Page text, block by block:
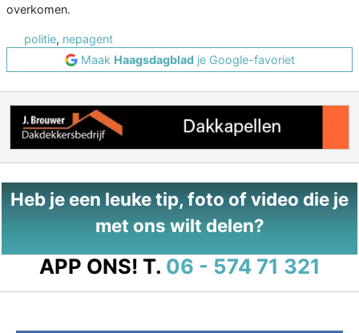
overkomen.
politie, nepagent
Maak Haagsdagbladje Google-favoriet
Heb je een leuke tip, foto of video die je
met ons wilt delen?
APP ONS! T. 06 - 574 71 321